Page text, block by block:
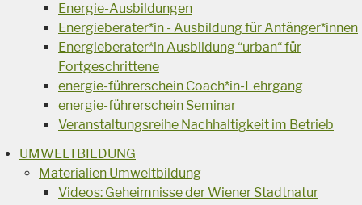
Energie-Ausbildungen
Energieberater*in - Ausbildung für Anfänger*innen
Energieberater*in Ausbildung “urban“ für
Fortgeschrittene
energie-führerschein Coach*in-Lehrgang
energie-führerschein Seminar
Veranstaltungsreihe Nachhaltigkeit im Betrieb
UMWELTBILDUNG
Materialien Umweltbildung
Videos: Geheimnisse der Wiener Stadtnatur